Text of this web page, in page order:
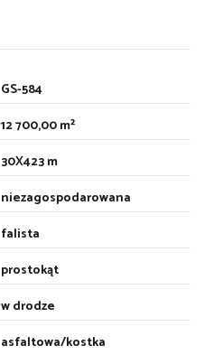
GS-584
12 700,00 m²
30X423 m
niezagospodarowana
falista
prostokąt
w drodze
asfaltowa/kostka